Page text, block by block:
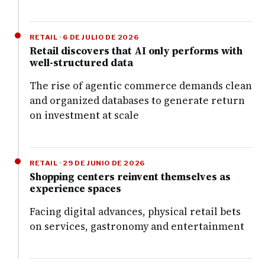
RETAIL · 6 DE JULIO DE 2026
Retail discovers that AI only performs with
well-structured data
The rise of agentic commerce demands clean
and organized databases to generate return
on investment at scale
RETAIL · 29 DE JUNIO DE 2026
Shopping centers reinvent themselves as
experience spaces
Facing digital advances, physical retail bets
on services, gastronomy and entertainment